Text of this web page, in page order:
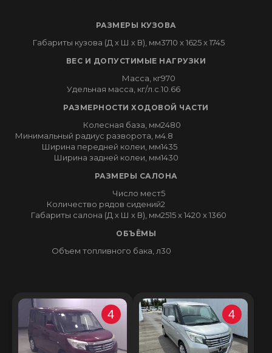
РАЗМЕРЫ КУЗОВА
Габариты кузова (Д x Ш x В), мм3710 x 1625 x 1745
ВЕС И ДОПУСТИМЫЕ НАГРУЗКИ
Масса, кг970
Удельная масса, кг/л.с. 10.66
РАЗМЕРНОСТИ ХОДОВОЙ ЧАСТИ
Колесная база, мм2480
Минимальный радиус разворота, м4.8
Ширина передней колеи, мм1435
Ширина задней колеи, мм1430
РАЗМЕРЫ САЛОНА
Число мест5
Количество рядов сидений2
Габариты салона (Д x Ш x В), мм2515 x 1420 x 1360
ОБЪЁМЫ
Объем топливного бака, л30
4 4